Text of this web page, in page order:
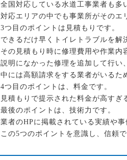
全国対応している水道工事業者も多
対応エリアの中でも事業所がそのエ
3つ目のポイントは見積もりです。
できるだけ早くトイレトラブルを解
その見積もり時に修理費用や作業内
説明になかった修理を追加して行い
中には高額請求をする業者がいるた
4つ目のポイントは、料金です。
見積もりで提示された料金が高すぎ
最後のポイントは、技術力です。
業者のHPに掲載されている実績や
この5つのポイントを意識し、信頼